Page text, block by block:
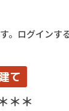
ログインす
て
＊＊